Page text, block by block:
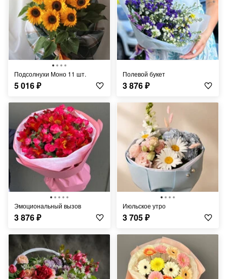
Подсолнухи Моно 11 шт.
5 016₽
Полевой букет
3 876₽
Эмоциональный вызов
3 876₽
Июльское утро
3 705₽